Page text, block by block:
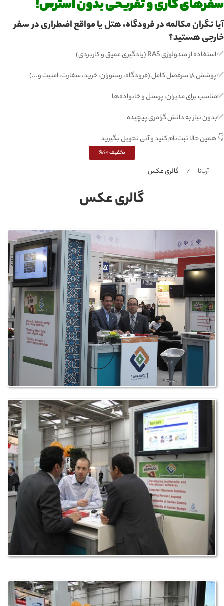
سفرهای کاری و تفریحی بدون استرس!
آیا نگران مکالمه در فرودگاه، هتل یا مواقع اضطراری در سفر
خارجی هستید؟
✅ استفاده از متدولوژی RAS (یادگیری عمیق و کاربردی)
✅ پوشش ۱۸ سرفصل کامل (فرودگاه، رستوران، خرید، سفارت، امنیت و...)
✅مناسب برای مدیران، پرسنل و خانواده‌ها
✅بدون نیاز به دانش گرامری پیچیده
👇 همین حالا ثبت‌نام کنید و آنی تحویل بگیرید
تخفیف 60%
گالری عکس
آریانا گالری عکس